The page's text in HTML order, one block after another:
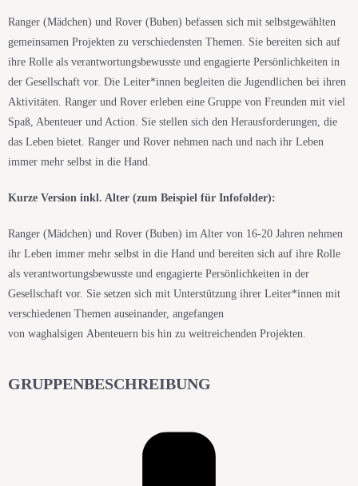
Ranger (Mädchen) und Rover (Buben) befassen sich mit selbstgewählten
gemeinsamen Projekten zu verschiedensten Themen. Sie bereiten sich auf
ihre Rolle als verantwortungsbewusste und engagierte Persönlichkeiten in
der Gesellschaft vor. Die Leiter*innen begleiten die Jugendlichen bei ihren
Aktivitäten. Ranger und Rover erleben eine Gruppe von Freunden mit viel
Spaß, Abenteuer und Action. Sie stellen sich den Herausforderungen, die
das Leben bietet. Ranger und Rover nehmen nach und nach ihr Leben
immer mehr selbst in die Hand.
Kurze Version inkl. Alter (zum Beispiel für Infofolder):
Ranger (Mädchen) und Rover (Buben) im Alter von 16-20 Jahren nehmen
ihr Leben immer mehr selbst in die Hand und bereiten sich auf ihre Rolle
als verantwortungsbewusste und engagierte Persönlichkeiten in der
Gesellschaft vor. Sie setzen sich mit Unterstützung ihrer Leiter*innen mit
verschiedenen Themen auseinander, angefangen
von waghalsigen Abenteuern bis hin zu weitreichenden Projekten.
GRUPPENBESCHREIBUNG